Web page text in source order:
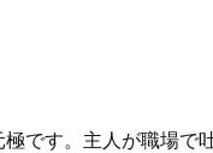
です。主人が職場